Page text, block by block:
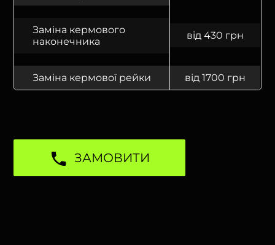
Заміна кермового
наконечника
від 430 грн
Заміна кермової рейки від 1700 грн
ЗАМОВИТИ